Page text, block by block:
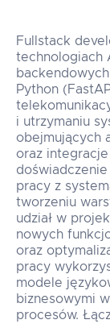
Fullstack
technologiach
Python
i utrzymaniu
obejmujących
oraz
pracy z
tworzeniu
udział w
nowych
oraz
pracy
modele
biznesowymi
procesów.